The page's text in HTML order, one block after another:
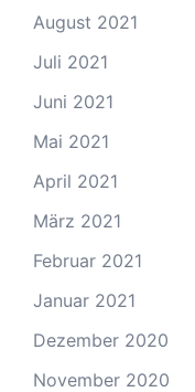
August 2021
Juli 2021
Juni 2021
Mai 2021
April 2021
März 2021
Februar 2021
Januar 2021
Dezember 2020
November 2020